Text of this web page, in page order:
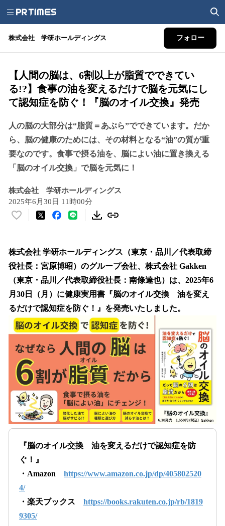
株式会社 学研ホールディングス フォロー
【人間の脳は、6割以上が脂質でできてい
る!?】食事の油を変えるだけで脳を元気にし
て認知症を防ぐ！『脳のオイル交換』発売
人の脳の大部分は“脂質＝あぶら”でできています。だか
ら、脳の健康のためには、その材料となる“油”の質が重
要なのです。食事で摂る油を、脳によい油に置き換える
「脳のオイル交換」で脳を元気に！
株式会社 学研ホールディングス
2025年6月30日 11時00分
い
！
数
を
読
み
込
み
中
で
す
株式会社 学研ホールディングス（東京・品川／代表取締
役社長：宮原博昭）のグループ会社、株式会社 Gakken
（東京・品川／代表取締役社長：南條達也）は、2025年6
月30日（月）に健康実用書『脳のオイル交換 油を変え
るだけで認知症を防ぐ！』を発売いたしました。
『脳のオイル交換 油を変えるだけで認知症を防
ぐ！』
・Amazon https://www.amazon.co.jp/dp/405802520
4/
・楽天ブックス https://books.rakuten.co.jp/rb/1819
9305/